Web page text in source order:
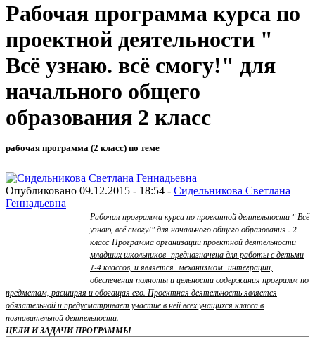
Рабочая программа курса по
проектной деятельности "
Всё узнаю. всё смогу!" для
начального общего
образования 2 класс
рабочая программа (2 класс) по теме
Опубликовано 09.12.2015 - 18:54 - Сидельникова Светлана
Геннадьевна
Рабочая программа курса по проектной деятельности " Всё
узнаю, всё смогу!" для начального общего образования . 2
класс Программа организации проектной деятельности
младших школьников предназначена для работы с детьми
1-4 классов, и является механизмом интеграции,
обеспечения полноты и цельности содержания программ по
предметам, расширяя и обогащая его. Проектная деятельность является
обязательной и предусматривает участие в ней всех учащихся класса в
познавательной деятельности.
ЦЕЛИ И ЗАДАЧИ ПРОГРАММЫ